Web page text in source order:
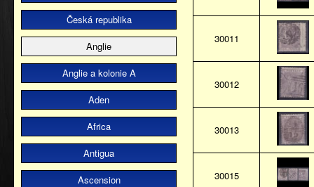
Česká republika
Anglie
Anglie a kolonie A
Aden
Africa
Antigua
Ascension
30011
30012
30013
30015